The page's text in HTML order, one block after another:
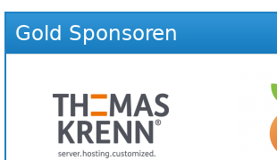
Gold Sponsoren